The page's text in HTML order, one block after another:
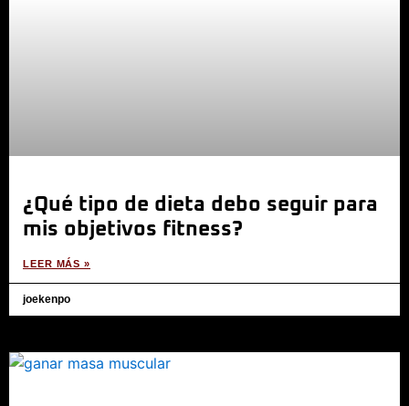
¿Qué tipo de dieta debo seguir para
mis objetivos fitness?
LEER MÁS »
joekenpo